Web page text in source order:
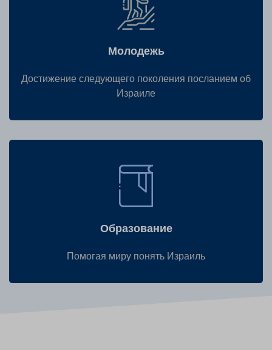
Молодежь
Достижение следующего поколения посланием об
Израиле
Образование
Помогая миру понять Израиль